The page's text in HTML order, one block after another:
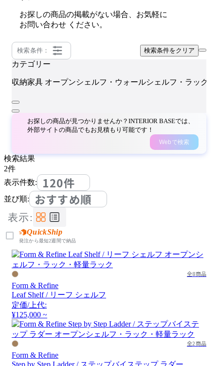
お探しの商品の掲載がない場合、お気軽に
お問い合わせ ください。
検索条件： 検索条件をクリア
カテゴリー
収納家具 オープンシェルフ・ウォールシェルフ・ラック
お探しの商品が見つかりませんか？INTERIOR BASEでは、
外部サイトの商品でもお見積もり可能です！
Webで検索
検索結果
2件
表示件数:
120件
並び順: おすすめ順
表示:
QuickShip
発注から最短2週間で納品
全8商品
Form & Refine
Leaf Shelf / リーフ シェルフ
定価/上代:
¥125,000 ~
全2商品
Form & Refine
Step by Step Ladder / ステップバイステップ ラダー